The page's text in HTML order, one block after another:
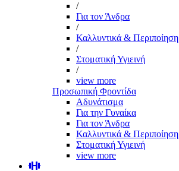
/
Για τον Άνδρα
/
Καλλυντικά & Περιποίηση
/
Στοματική Υγιεινή
/
view more
Προσωπική Φροντίδα
Αδυνάτισμα
Για την Γυναίκα
Για τον Άνδρα
Καλλυντικά & Περιποίηση
Στοματική Υγιεινή
view more